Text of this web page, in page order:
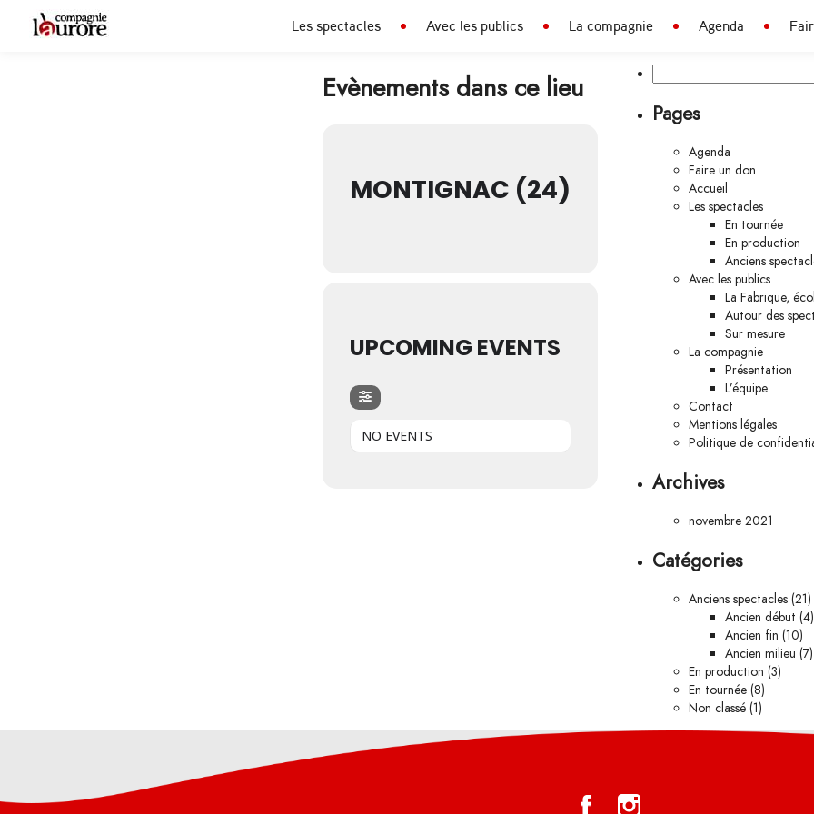
Les spectacles Avec les publics La compagnie Agenda
Evènements dans ce lieu
MONTIGNAC (24)
UPCOMING EVENTS
NO EVENTS
Pages
Agenda
Faire un don
Accueil
Les spectacles
En tournée
En production
Anciens
Avec les publics
La Fabrique,
Autour des
Sur mesure
La compagnie
Présentation
L’équipe
Contact
Mentions légales
Politique de
Archives
novembre 2021
Catégories
Anciens spectacles (21)
Ancien début (4)
Ancien fin (10)
Ancien milieu (7)
En production (3)
En tournée (8)
Non classé (1)